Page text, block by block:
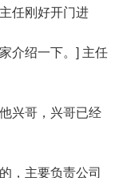
任刚好开门进
介绍一下。] 主任
兴哥，兴哥已经
主要负责公司